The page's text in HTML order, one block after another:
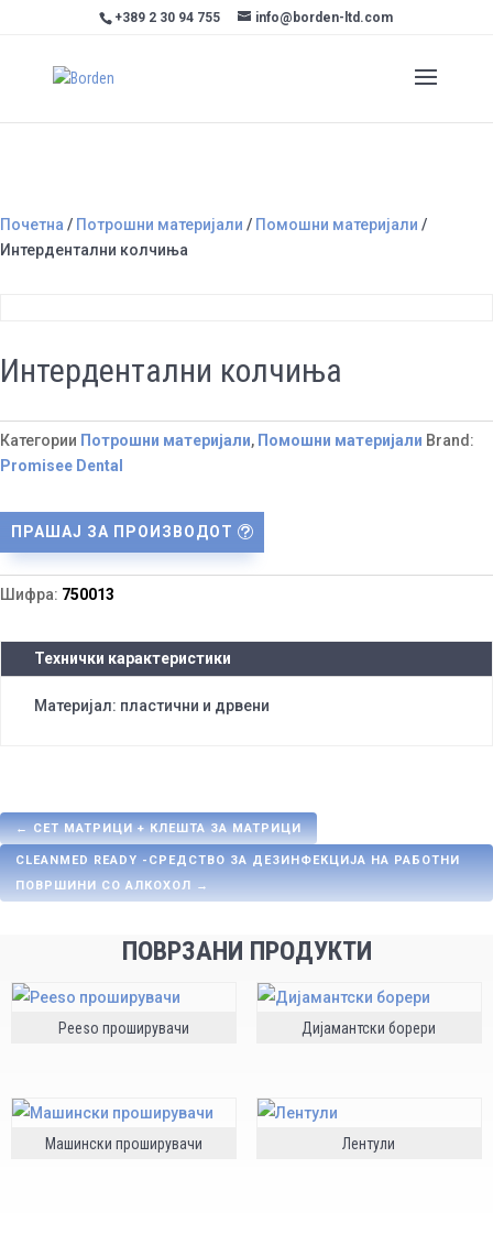
+389 2 30 94 755 info@borden-ltd.com
Почетна / Потрошни материјали / Помошни материјали /
Интердентални колчиња
Интердентални колчиња
Категории Потрошни материјали, Помошни материјали Brand:
Promisee Dental
ПРАШАЈ ЗА ПРОИЗВОДОТ
Шифра: 750013
Технички карактеристики
Материјал: пластични и дрвени
←СЕТ МАТРИЦИ + КЛЕШТА ЗА МАТРИЦИ
CLEANMED READY -СРЕДСТВО ЗА ДЕЗИНФЕКЦИЈА НА РАБОТНИ
ПОВРШИНИ СО АЛКОХОЛ →
ПОВРЗАНИ ПРОДУКТИ
Peeso проширувачи Дијамантски борери
Машински проширувачи Лентули